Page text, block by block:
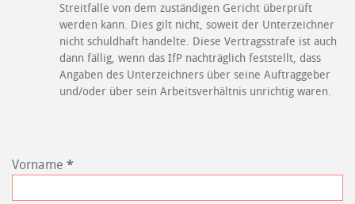
Streitfalle von dem zuständigen Gericht überprüft
werden kann. Dies gilt nicht, soweit der Unterzeichner
nicht schuldhaft handelte. Diese Vertragsstrafe ist auch
dann fällig, wenn das IfP nachträglich feststellt, dass
Angaben des Unterzeichners über seine Auftraggeber
und/oder über sein Arbeitsverhältnis unrichtig waren.
Vorname *